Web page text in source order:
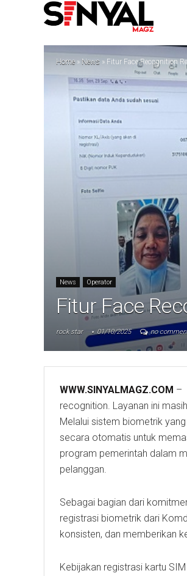
Home » News » Fitur Face Recognition
News Operator
Fitur Face
rock star 01/10/2025 no
WWW.SINYALMAGZ.COM –
recognition. Layanan ini
Melalui sistem biometrik
secara otomatis untuk
program pemerintah dalam
pelanggan.
Sebagai bagian dari
registrasi biometrik dari
konsisten, dan memberikan
Kebijakan registrasi kartu